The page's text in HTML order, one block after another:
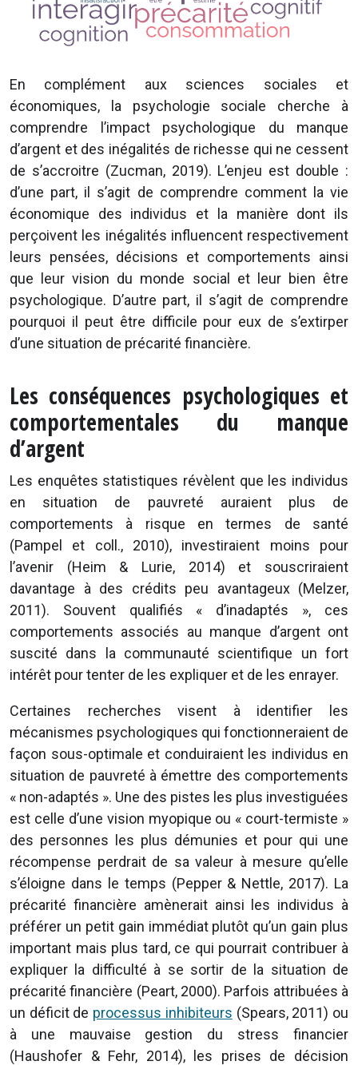
En complément aux sciences sociales et
économiques, la psychologie sociale cherche à
comprendre l’impact psychologique du manque
d’argent et des inégalités de richesse qui ne cessent
de s’accroitre (Zucman, 2019). L’enjeu est double :
d’une part, il s’agit de comprendre comment la vie
économique des individus et la manière dont ils
perçoivent les inégalités influencent respectivement
leurs pensées, décisions et comportements ainsi
que leur vision du monde social et leur bien être
psychologique. D’autre part, il s’agit de comprendre
pourquoi il peut être difficile pour eux de s’extirper
d’une situation de précarité financière.
Les conséquences psychologiques et
comportementales du manque
d’argent
Les enquêtes statistiques révèlent que les individus
en situation de pauvreté auraient plus de
comportements à risque en termes de santé
(Pampel et coll., 2010), investiraient moins pour
l’avenir (Heim & Lurie, 2014) et souscriraient
davantage à des crédits peu avantageux (Melzer,
2011). Souvent qualifiés « d’inadaptés », ces
comportements associés au manque d’argent ont
suscité dans la communauté scientifique un fort
intérêt pour tenter de les expliquer et de les enrayer.
Certaines recherches visent à identifier les
mécanismes psychologiques qui fonctionneraient de
façon sous-optimale et conduiraient les individus en
situation de pauvreté à émettre des comportements
« non-adaptés ». Une des pistes les plus investiguées
est celle d’une vision myopique ou « court-termiste »
des personnes les plus démunies et pour qui une
récompense perdrait de sa valeur à mesure qu’elle
s’éloigne dans le temps (Pepper & Nettle, 2017). La
précarité financière amènerait ainsi les individus à
préférer un petit gain immédiat plutôt qu’un gain plus
important mais plus tard, ce qui pourrait contribuer à
expliquer la difficulté à se sortir de la situation de
précarité financière (Peart, 2000). Parfois attribuées à
un déficit de processus inhibiteurs (Spears, 2011) ou
à une mauvaise gestion du stress financier
(Haushofer & Fehr, 2014), les prises de décision